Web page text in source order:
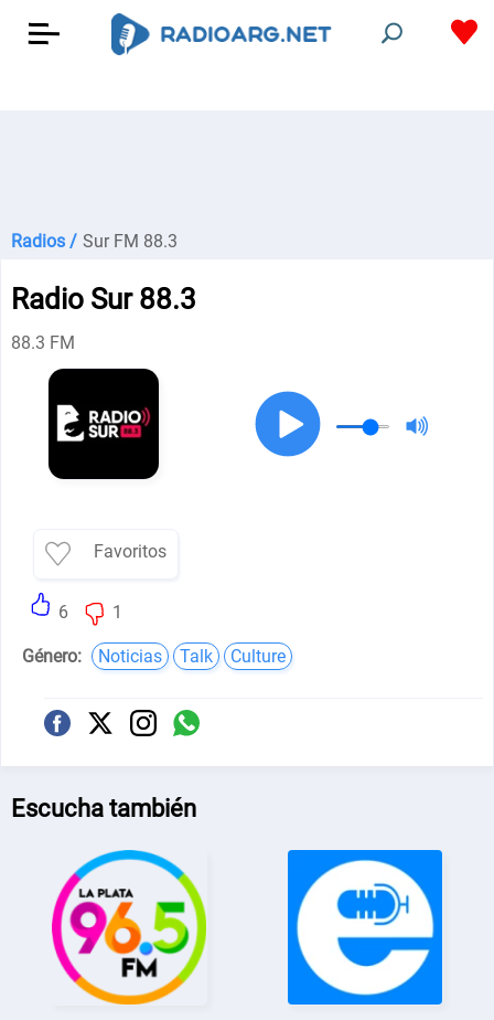
Radios / Sur FM 88.3
Radio Sur 88.3
88.3 FM
Favoritos
6 1
Género: Noticias Talk Culture
Escucha también